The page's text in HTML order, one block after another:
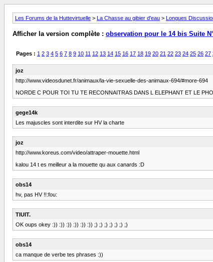
Les Forums de la Huttevirtuelle > La Chasse au gibier d'eau > Longues
Afficher la version complète : observation pour le 14 bis Suite
Pages : 1 2 3 4 5 6 7 8 9 10 11 12 13 14 15 16 17 18 19 20 21 22 23 24 25 26 27
joz
http://www.videosdunet.fr/animaux/la-vie-sexuelle-des-animaux-694/#more-694
NORDE C POUR TOI TU TE RECONNAITRAS DANS L ELEPHANT ET LE
gege14k
Les majuscles sont interdite sur HV la charte
joz
http://www.koreus.com/video/attraper-mouette.html
kalou 14 t es meilleur a la mouette qu aux canards :D
obs14
hv, pas HV !!:fou:
TIUIT.
OK oups okey :)) :)) :)) :)) :)) :)) ;) ;) ;) ;) ;) ;) ;)
obs14
ca manque de verbe tes phrases :))